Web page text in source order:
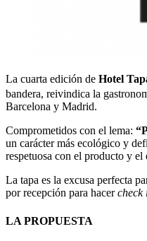
La cuarta edición de Hotel
bandera, reivindica la
Barcelona y Madrid.
Comprometidos con el lema:
un carácter más ecológico y
respetuosa con el producto y el
La tapa es la excusa perfecta
por recepción para hacercheck
LA PROPUESTA